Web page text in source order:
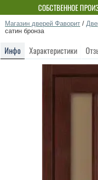
СОБСТВЕННОЕ
Магазин дверей Фаворит /
сатин бронза
Инфо Характеристики